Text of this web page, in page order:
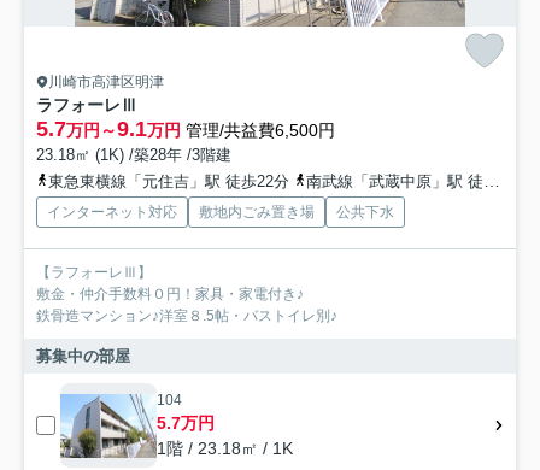
川崎市高津区明津
ラフォーレⅢ
5.7万円～9.1万円 管理/共益費6,500円
23.18㎡ (1K) /築28年 /3階建
東急東横線「元住吉」駅 徒歩22分
南武線「武蔵中原」駅 徒歩20分
インターネット対応 敷地内ごみ置き場 公共下水
【ラフォーレⅢ】
敷金・仲介手数料０円！家具・家電付き♪
鉄骨造マンション♪洋室８.5帖・バストイレ別♪
募集中の部屋
104
5.7万円
1階 / 23.18㎡ / 1K